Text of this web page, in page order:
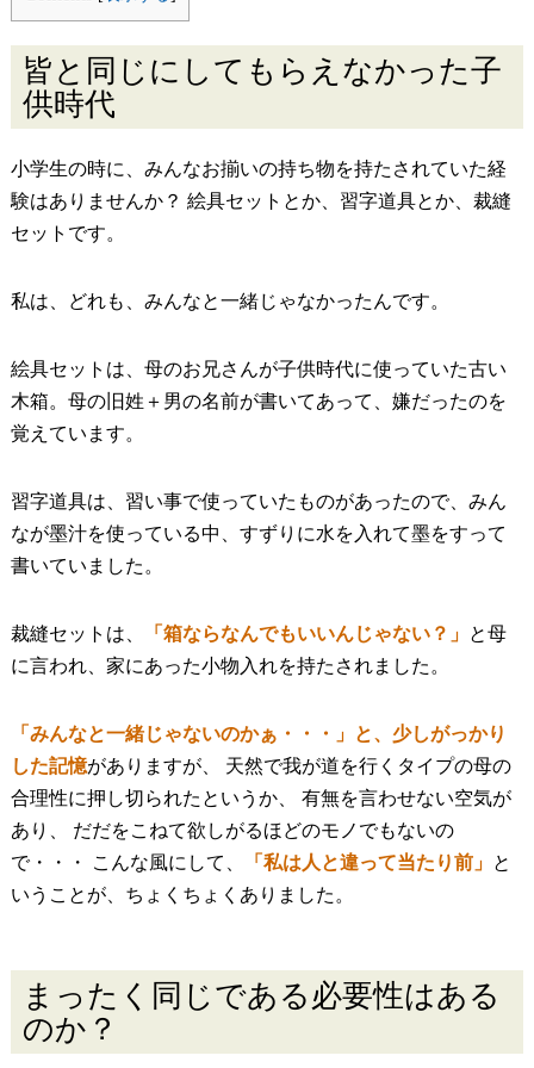
皆と同じにしてもらえなかった子
供時代
小学生の時に、みんなお揃いの持ち物を持たされていた経
験はありませんか？ 絵具セットとか、習字道具とか、裁縫
セットです。
私は、どれも、みんなと一緒じゃなかったんです。
絵具セットは、母のお兄さんが子供時代に使っていた古い
木箱。母の旧姓＋男の名前が書いてあって、嫌だったのを
覚えています。
習字道具は、習い事で使っていたものがあったので、みん
なが墨汁を使っている中、すずりに水を入れて墨をすって
書いていました。
裁縫セットは、 「箱ならなんでもいいんじゃない？」 と母
に言われ、家にあった小物入れを持たされました。
「みんなと一緒じゃないのかぁ・・・」と、少しがっかり
した記憶がありますが、 天然で我が道を行くタイプの母の
合理性に押し切られたというか、 有無を言わせない空気が
あり、 だだをこねて欲しがるほどのモノでもないの
で・・・ こんな風にして、
「私は人と違って当たり前」 と
いうことが、ちょくちょくありました。
まったく同じである必要性はある
のか？